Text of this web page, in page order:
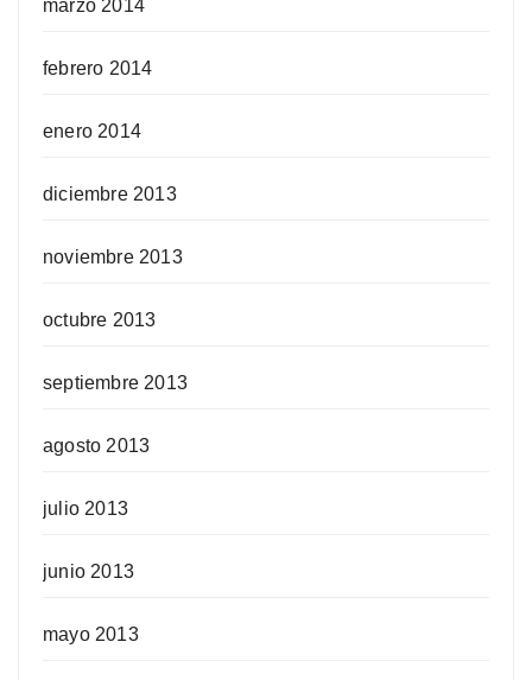
marzo 2014
febrero 2014
enero 2014
diciembre 2013
noviembre 2013
octubre 2013
septiembre 2013
agosto 2013
julio 2013
junio 2013
mayo 2013